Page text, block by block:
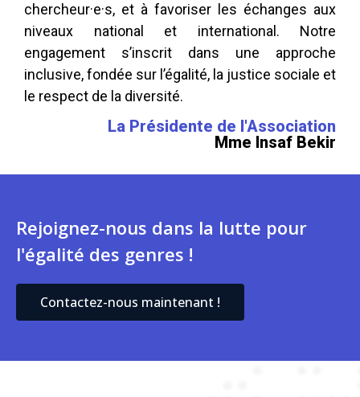
chercheur·e·s, et à favoriser les échanges aux
niveaux national et international. Notre
engagement s’inscrit dans une approche
inclusive, fondée sur l’égalité, la justice sociale et
le respect de la diversité.
La Présidente de l'Association
Mme Insaf Bekir
Rejoignez-nous dans la lutte pour
l'égalité des genres !
Contactez-nous maintenant !